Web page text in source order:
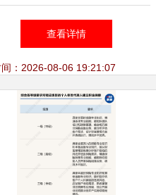
人双杀到专业服务转型
查看详情
：2026-08-06 19:21:07